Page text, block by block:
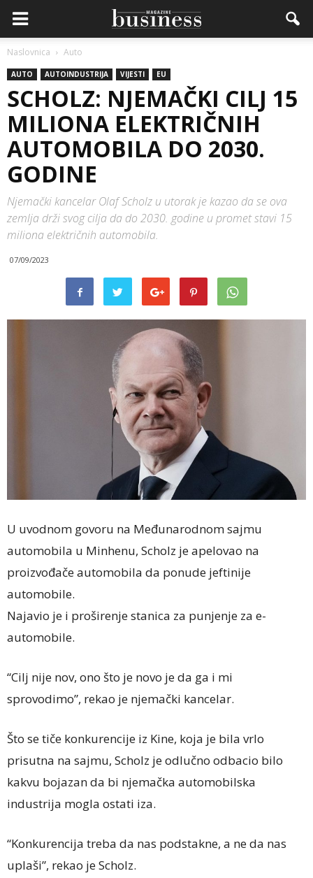
Naslovnica Auto
AUTO AUTOINDUSTRIJA VIJESTI EU
SCHOLZ: NJEMAČKI CILJ 15
MILIONA ELEKTRIČNIH
AUTOMOBILA DO 2030.
GODINE
Njemački kancelar Olaf Scholz u utorak je kazao da se ova
zemlja drži svog cilja da do 2030. godine u promet stavi 15
miliona električnih automobila.
07/09/2023
U uvodnom govoru na Međunarodnom sajmu
automobila u Minhenu, Scholz je apelovao na
proizvođače automobila da ponude jeftinije
automobile.
Najavio je i proširenje stanica za punjenje za e-
automobile.
“Cilj nije nov, ono što je novo je da ga i mi
sprovodimo”, rekao je njemački kancelar.
Što se tiče konkurencije iz Kine, koja je bila vrlo
prisutna na sajmu, Scholz je odlučno odbacio bilo
kakvu bojazan da bi njemačka automobilska
industrija mogla ostati iza.
“Konkurencija treba da nas podstakne, a ne da nas
uplaši”, rekao je Scholz.